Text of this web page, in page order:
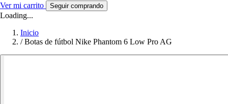
Ver mi carrito Seguir comprando
Loading...
Inicio
/ Botas de fútbol Nike Phantom 6 Low Pro AG